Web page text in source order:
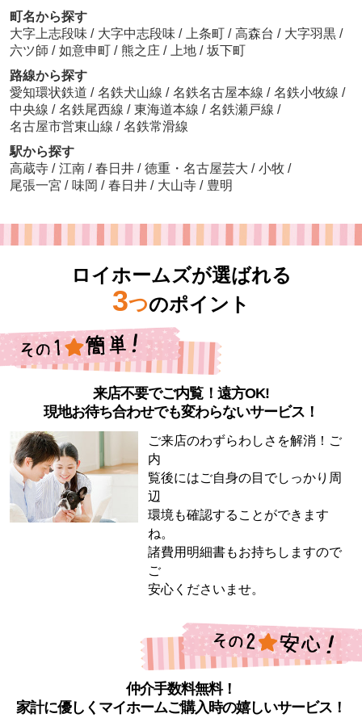
町名から探す
大字上志段味 / 大字中志段味 / 上条町 / 高森台 / 大字羽黒 /
六ツ師 / 如意申町 / 熊之庄 / 上地 / 坂下町
路線から探す
愛知環状鉄道 / 名鉄犬山線 / 名鉄名古屋本線 / 名鉄小牧線 /
中央線 / 名鉄尾西線 / 東海道本線 / 名鉄瀬戸線 /
名古屋市営東山線 / 名鉄常滑線
駅から探す
高蔵寺 / 江南 / 春日井 / 徳重・名古屋芸大 / 小牧 /
尾張一宮 / 味岡 / 春日井 / 大山寺 / 豊明
ロイホームズが選ばれる
3つのポイント
来店不要でご内覧！遠方OK!
現地お待ち合わせでも変わらないサービス！
ご来店のわずらわしさを解消！ご
内
覧後にはご自身の目でしっかり周
辺
環境も確認することができます
ね。
諸費用明細書もお持ちしますので
ご
安心くださいませ。
仲介手数料無料！
家計に優しくマイホームご購入時の嬉しいサービス！